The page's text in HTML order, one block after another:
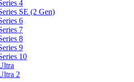
4
SE (2 Gen)
6
7
8
9
10
2